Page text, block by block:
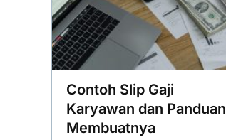
Contoh Slip Gaji
Karyawan dan Panduan
Membuatnya